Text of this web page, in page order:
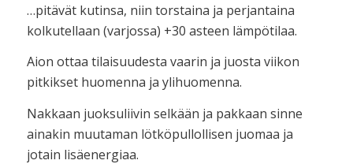
…pitävät kutinsa, niin torstaina ja perjantaina
kolkutellaan (varjossa) +30 asteen lämpötilaa.
Aion ottaa tilaisuudesta vaarin ja juosta viikon
pitkikset huomenna ja ylihuomenna.
Nakkaan juoksuliivin selkään ja pakkaan sinne
ainakin muutaman lötköpullollisen juomaa ja
jotain lisäenergiaa.